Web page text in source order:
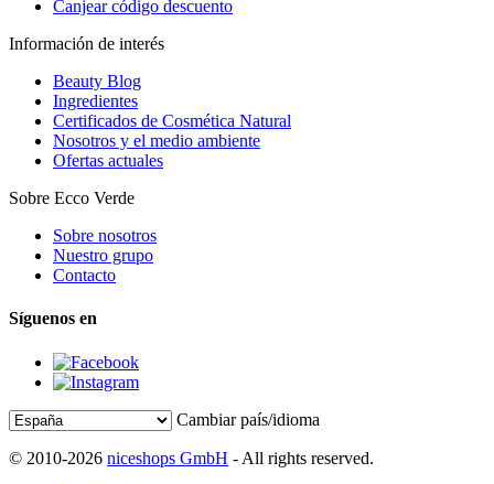
Canjear código descuento
Información de interés
Beauty Blog
Ingredientes
Certificados de Cosmética Natural
Nosotros y el medio ambiente
Ofertas actuales
Sobre Ecco Verde
Sobre nosotros
Nuestro grupo
Contacto
Síguenos en
Cambiar país/idioma
© 2010-2026 niceshops GmbH - All rights reserved.